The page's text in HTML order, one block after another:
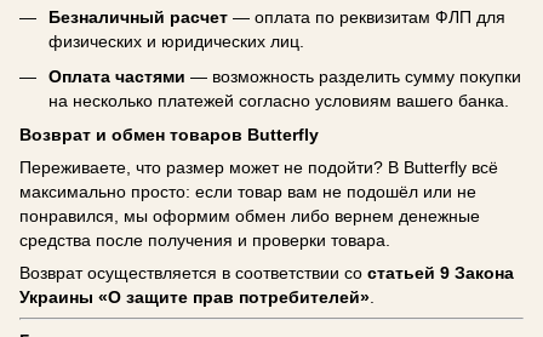
Безналичный расчет — оплата по реквизитам ФЛП для
физических и юридических лиц.
Оплата частями — возможность разделить сумму покупки
на несколько платежей согласно условиям вашего банка.
Возврат и обмен товаров Butterfly
Переживаете, что размер может не подойти? В Butterfly всё
максимально просто: если товар вам не подошёл или не
понравился, мы оформим обмен либо вернем денежные
средства после получения и проверки товара.
Возврат осуществляется в соответствии со статьей 9 Закона
Украины «О защите прав потребителей»